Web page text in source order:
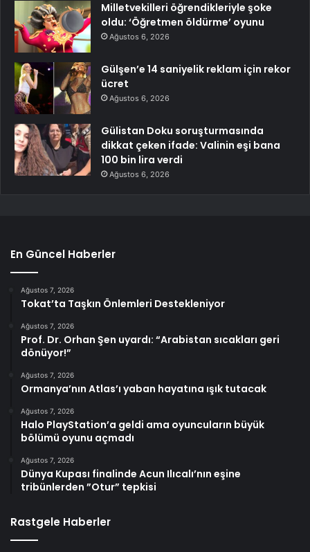
Milletvekilleri öğrendikleriyle şoke
oldu: ‘Öğretmen öldürme’ oyunu
Ağustos 6, 2026
Gülşen’e 14 saniyelik reklam için rekor
ücret
Ağustos 6, 2026
Gülistan Doku soruşturmasında
dikkat çeken ifade: Valinin eşi bana
100 bin lira verdi
Ağustos 6, 2026
En Güncel Haberler
Ağustos 7, 2026
Tokat’ta Taşkın Önlemleri Destekleniyor
Ağustos 7, 2026
Prof. Dr. Orhan Şen uyardı: “Arabistan sıcakları geri
dönüyor!”
Ağustos 7, 2026
Ormanya’nın Atlas’ı yaban hayatına ışık tutacak
Ağustos 7, 2026
Halo PlayStation’a geldi ama oyuncuların büyük
bölümü oyunu açmadı
Ağustos 7, 2026
Dünya Kupası finalinde Acun Ilıcalı’nın eşine
tribünlerden ”Otur” tepkisi
Rastgele Haberler